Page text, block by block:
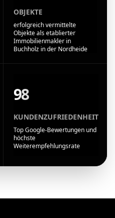
OBJEKTE
erfolgreich vermittelte
Objekte als etablierter
Immobilienmakler in
Buchholz in der Nordheide
98
KUNDENZUFRIEDENHEIT
Top Google-Bewertungen und
höchste
Weiterempfehlungsrate